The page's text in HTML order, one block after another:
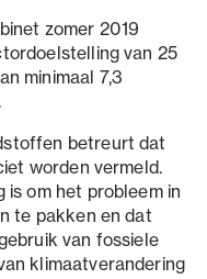
zomer 2019
van 25
minimaal 7,3
betreurt dat
worden vermeld.
om het probleem in
te pakken en dat
van fossiele
klimaatverandering